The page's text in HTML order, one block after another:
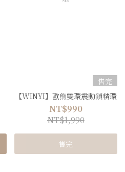
售完
【WINYI】歐熊雙環震動鎖精環
NT$990
NT$1,990
售完